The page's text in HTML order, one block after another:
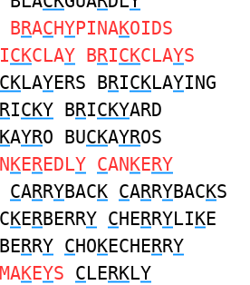
BRACHYPINAKOIDS
ICKCLAY BRICKCLAYS
CKLAYERS BRICKLAYING
RICKY BRICKYARD
AYRO BUCKAYROS
KEREDLY CANKERY
CARRYBACK CARRYBACKS
KERBERRY CHERRYLIKE
RRY CHOKECHERRY
KEYS CLERKLY